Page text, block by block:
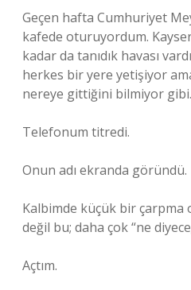
Geçen hafta Cumhuriyet
kafede oturuyordum.
kadar da tanıdık havası
herkes bir yere yetişiyor
nereye gittiğini bilmiyor gibi.
Telefonum titredi.
Onun adı ekranda göründü.
Kalbimde küçük bir çarpma
değil bu; daha çok “ne
Açtım.